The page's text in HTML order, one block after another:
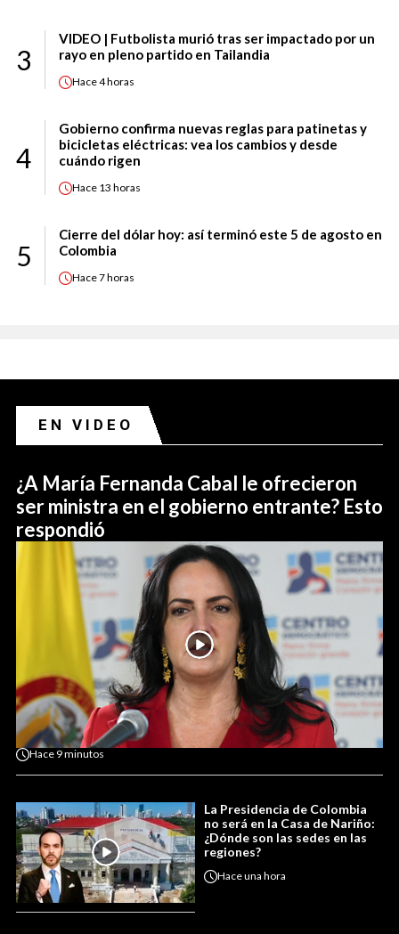
3
VIDEO | Futbolista murió tras ser impactado por un
rayo en pleno partido en Tailandia
Hace4 horas
4
Gobierno confirma nuevas reglas para patinetas y
bicicletas eléctricas: vea los cambios y desde
cuándo rigen
Hace 13 horas
5
Cierre del dólar hoy: así terminó este 5 de agosto en
Colombia
Hace7 horas
EN VIDEO
¿A María Fernanda Cabal le ofrecieron
ser ministra en el gobierno entrante? Esto
respondió
Hace 9 minutos
La Presidencia de Colombia
no será en la Casa de Nariño:
¿Dónde son las sedes en las
regiones?
Haceuna hora